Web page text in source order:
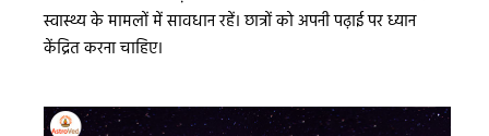
स्वास्थ्य के मामलों में सावधान रहें। छात्रों को अपनी पढ़ाई पर ध्यान
केंद्रित करना चाहिए।